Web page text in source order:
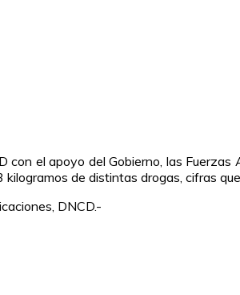
con el apoyo del Gobierno, las
de distintas drogas, cifras
DNCD.-